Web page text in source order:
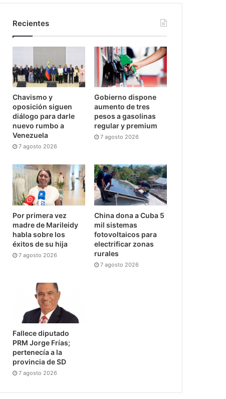
Recientes
Chavismo y
oposición siguen
diálogo para darle
nuevo rumbo a
Venezuela
7 agosto 2026
Gobierno dispone
aumento de tres
pesos a gasolinas
regular y premium
7 agosto 2026
Por primera vez
madre de Marileidy
habla sobre los
éxitos de su hija
7 agosto 2026
China dona a Cuba 5
mil sistemas
fotovoltaicos para
electrificar zonas
rurales
7 agosto 2026
Fallece diputado
PRM Jorge Frías;
pertenecía a la
provincia de SD
7 agosto 2026